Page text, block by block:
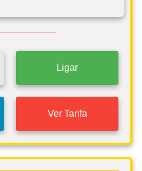
Ligar
Ver Tarifa